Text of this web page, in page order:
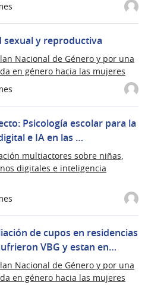
sexual y reproductiva
Nacional de Género y por una
en género hacia las mujeres
Psicología escolar para la
e IA en las …
multiactores sobre niñas,
digitales e inteligencia
de cupos en residencias
VBG y estan en…
Nacional de Género y por una
en género hacia las mujeres